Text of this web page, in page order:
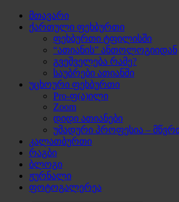
მთავარი
ქართული ფეხბურთი
ფეხბურთი ტფილისში
“ათიანის” ანთოლოგიიდან
გვეშველება რამე?
საუბრები ათიანში
უცხოური ფეხბურთი
Pro-ფ(ა)ილი
Zoom
დიდი ათიანები
უმადური პროფესია –
კალათბურთი
რაგბი
ბლოგი
ჟურნალი
ფოტოგალერეა